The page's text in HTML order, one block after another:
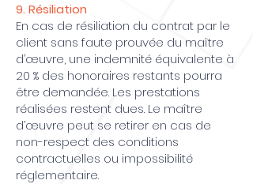
9. Résiliation
En cas de résiliation du contrat par le
client sans faute prouvée du maître
d’œuvre, une indemnité équivalente à
20 % des honoraires restants pourra
être demandée. Les prestations
réalisées restent dues. Le maître
d’œuvre peut se retirer en cas de
non-respect des conditions
contractuelles ou impossibilité
réglementaire.